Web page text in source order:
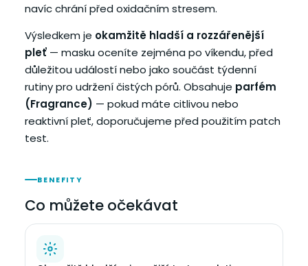
navíc chrání před oxidačním stresem.
Výsledkem je okamžitě hladší a rozzářenější
pleť — masku oceníte zejména po víkendu, před
důležitou událostí nebo jako součást týdenní
rutiny pro udržení čistých pórů. Obsahuje parfém
(Fragrance) — pokud máte citlivou nebo
reaktivní pleť, doporučujeme před použitím patch
test.
BENEFITY
Co můžete očekávat